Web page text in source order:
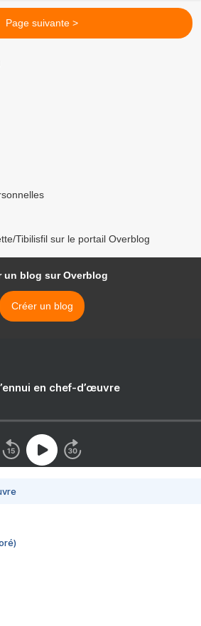
Page suivante >
Tibilisfil sur le portail Overblog
un blog sur Overblog
Créer un blog
en chef-d’œuvre